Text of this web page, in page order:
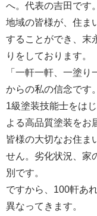
へ。代表の吉田です。
地域の皆様が、住ま
することができ、末
りをしております。
「一軒一軒、一塗
からの私の信念です。
1級塗装技能士をは
よる高品質塗装をお
皆様の大切なお住ま
せん。劣化状況、家
別です。
ですから、100軒あ
異なってきます。